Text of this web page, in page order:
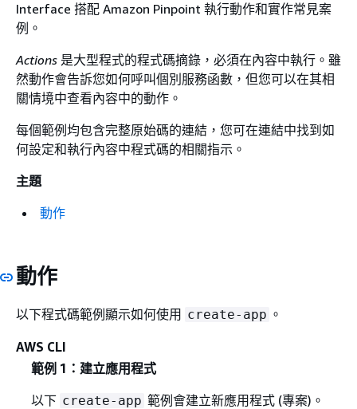
Interface 搭配 Amazon Pinpoint 執行動作和實作常見案
例。
Actions 是大型程式的程式碼摘錄，必須在內容中執行。雖
然動作會告訴您如何呼叫個別服務函數，但您可以在其相
關情境中查看內容中的動作。
每個範例均包含完整原始碼的連結，您可在連結中找到如
何設定和執行內容中程式碼的相關指示。
主題
動作
動作
以下程式碼範例顯示如何使用 create-app 。
AWS CLI
範例 1：建立應用程式
以下 create-app 範例會建立新應用程式 (專案)。